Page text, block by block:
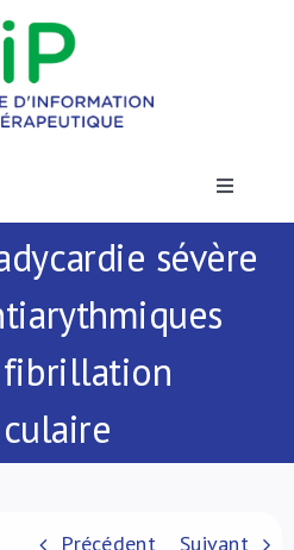
Toggle
sévère
fibrillation
Précédent Suivant